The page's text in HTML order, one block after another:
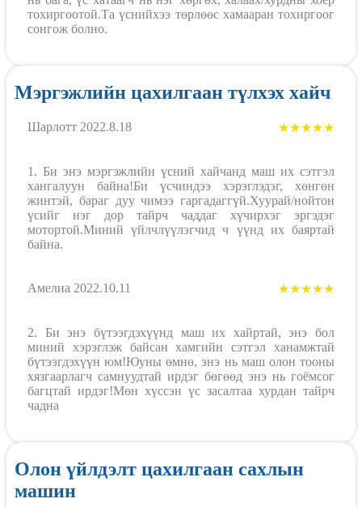
тохиргоотой.Та үснийхээ төрлөөс хамааран тохиргоог
сонгож болно.
Мэргэжлийн цахилгаан түлхэх хайч
Шарлотт 2022.8.18 ★★★★★
1. Би энэ мэргэжлийн үсний хайчанд маш их сэтгэл
хангалуун байна!Би үсчиндээ хэрэглэдэг, хөнгөн
жинтэй, бараг дуу чимээ гаргадаггүй.Хуурай/нойтон
үсийг нэг дор тайрч чаддаг хүчирхэг эргэдэг
мотортой.Миний үйлчлүүлэгчид ч үүнд их баяртай
байна.
Амелиа 2022.10.11 ★★★★★
2. Би энэ бүтээгдэхүүнд маш их хайртай, энэ бол
миний хэрэглэж байсан хамгийн сэтгэл ханамжтай
бүтээгдэхүүн юм!Юуны өмнө, энэ нь маш олон тооны
хязгаарлагч самнуудтай ирдэг бөгөөд энэ нь гоёмсог
багцтай ирдэг!Мөн хүссэн үс засалтаа хурдан тайрч
чадна
Олон үйлдэлт цахилгаан сахлын
машин